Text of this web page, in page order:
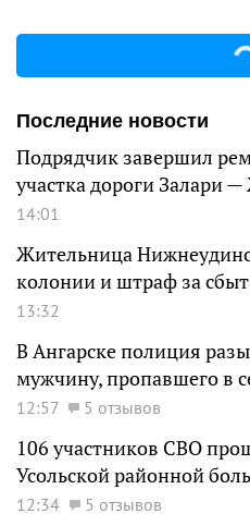
Последние новости
Подрядчик завершил
участка дороги Залари
14:01
Жительница
колонии и штраф за
13:32
В Ангарске полиция
мужчину, пропавшего в
12:57 5 отзывов
106 участников СВО
Усольской районной
12:34
5 отзывов